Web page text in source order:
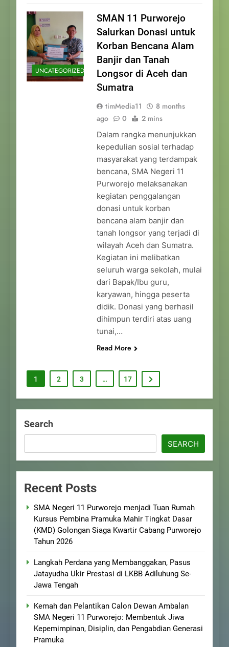
UNCATEGORIZED
SMAN 11 Purworejo
Salurkan Donasi untuk
Korban Bencana Alam
Banjir dan Tanah
Longsor di Aceh dan
Sumatra
timMedia11
8 months
ago
0 2 mins
Dalam rangka menunjukkan
kepedulian sosial terhadap
masyarakat yang terdampak
bencana, SMA Negeri 11
Purworejo melaksanakan
kegiatan penggalangan
donasi untuk korban
bencana alam banjir dan
tanah longsor yang terjadi di
wilayah Aceh dan Sumatra.
Kegiatan ini melibatkan
seluruh warga sekolah, mulai
dari Bapak/Ibu guru,
karyawan, hingga peserta
didik. Donasi yang berhasil
dihimpun terdiri atas uang
tunai,…
Read More
1 2 3 … 17
Search
SEARCH
Recent Posts
SMA Negeri 11 Purworejo menjadi Tuan Rumah
Kursus Pembina Pramuka Mahir Tingkat Dasar
(KMD) Golongan Siaga Kwartir Cabang Purworejo
Tahun 2026
Langkah Perdana yang Membanggakan, Pasus
Jatayudha Ukir Prestasi di LKBB Adiluhung Se-
Jawa Tengah
Kemah dan Pelantikan Calon Dewan Ambalan
SMA Negeri 11 Purworejo: Membentuk Jiwa
Kepemimpinan, Disiplin, dan Pengabdian Generasi
Pramuka